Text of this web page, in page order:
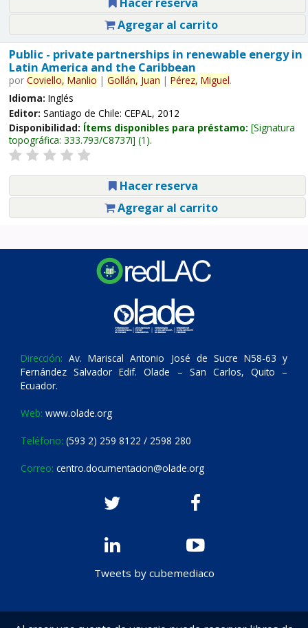
Agregar al carrito
Public - private partnerships in renewable energy in
Latin America and the Caribbean
por Coviello, Manlio | Gollán, Juan | Pérez, Miguel.
Idioma: Inglés
Editor: Santiago de Chile: CEPAL, 2012
Disponibilidad: Ítems disponibles para préstamo: Signatura
topográfica: 333.793/C8737i (1).
Hacer reserva
Agregar al carrito
Dirección: Av. Mariscal Antonio José de Sucre N58-63 y
Fernández Salvador Edif. Olade – San Carlos, Quito –
Ecuador.
Web: www.olade.org
Teléfono: (593 2) 259 8122 / 2598 280
Correo: centro.documentacion@olade.org
Tweets by cubemediaco